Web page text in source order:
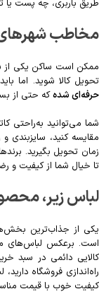
طریق باربری، چه پست یا
مخاطب شهرهای
ممکن است ساکن یکی از
تحویل کالا شوید. اما
حرفه‌ای شدهکه حتی از
شما می‌توانید به‌راحتی
مقایسه کنید، سایزبندی
زمان تحویل بگیرید.
تا خیال شما از کیفیت و
لباس زیر،
یکی از جذاب‌ترین
است. برعکس لباس‌های
کالایی دائمی در سبد
راه‌اندازی فروشگاه
کیفیت خوب با قیمت